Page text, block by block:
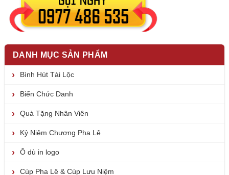
DANH MỤC SẢN PHẨM
Bình Hút Tài Lộc
Biển Chức Danh
Quà Tặng Nhân Viên
Kỷ Niệm Chương Pha Lê
Ô dù in logo
Cúp Pha Lê & Cúp Lưu Niệm